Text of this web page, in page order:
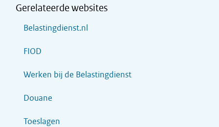
Gerelateerde websites
Belastingdienst.nl
FIOD
Werken bij de Belastingdienst
Douane
Toeslagen